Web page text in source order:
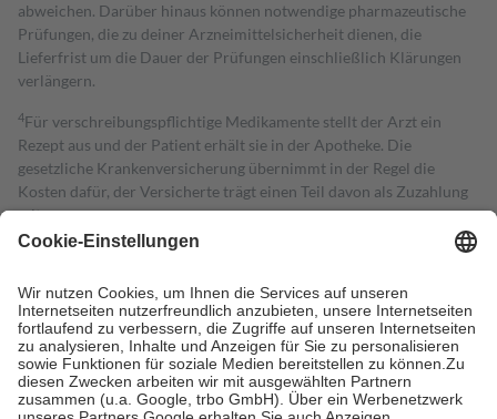
abweichen. Darüber hinaus können notwendige pharmazeutische
Prüfungen, die zu deiner Arzneimittelsicherheit dienen, die
Lieferfrist um die Dauer der Prüfungen einschließlich Klärungen
verlängern.
4Für verschreibungspflichtige Medikamente stellt der Arzt ein
Rezept aus und der Patient erhält sie in der Apotheke. Die
gesetzliche Krankenversicherung übernimmt in der Regel die
Kosten dafür, der Versicherte trägt einen Teil davon als Zuzahlung
mit.
Grundsätzlich leisten Mitglieder Zuzahlungen in Höhe von zehn
höchstens zehn Euro.
Es sind jedoch nie mehr als die tatsächlichen
Kosten der Leistung zu entrichten.
Diese Regeln gelten grundsätzlich auch für Online-Apotheken.
Bei Heilmitteln und häuslicher Krankenpflege beträgt die
Zuzahlung zehn Prozent der Kosten sowie zehn Euro je
Verordnung.